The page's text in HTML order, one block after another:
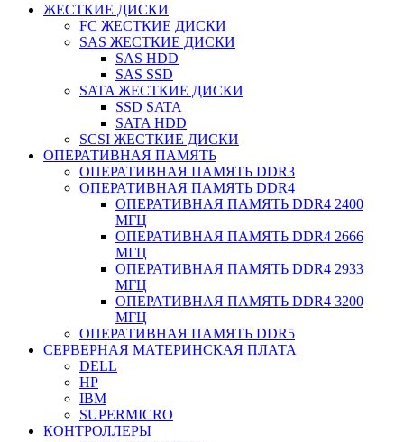
ЖЕСТКИЕ ДИСКИ
FC ЖЕСТКИЕ ДИСКИ
SAS ЖЕСТКИЕ ДИСКИ
SAS HDD
SAS SSD
SATA ЖЕСТКИЕ ДИСКИ
SSD SATA
SATA HDD
SCSI ЖЕСТКИЕ ДИСКИ
ОПЕРАТИВНАЯ ПАМЯТЬ
ОПЕРАТИВНАЯ ПАМЯТЬ DDR3
ОПЕРАТИВНАЯ ПАМЯТЬ DDR4
ОПЕРАТИВНАЯ ПАМЯТЬ DDR4 2400
МГЦ
ОПЕРАТИВНАЯ ПАМЯТЬ DDR4 2666
МГЦ
ОПЕРАТИВНАЯ ПАМЯТЬ DDR4 2933
МГЦ
ОПЕРАТИВНАЯ ПАМЯТЬ DDR4 3200
МГЦ
ОПЕРАТИВНАЯ ПАМЯТЬ DDR5
СЕРВЕРНАЯ МАТЕРИНСКАЯ ПЛАТА
DELL
HP
IBM
SUPERMICRO
КОНТРОЛЛЕРЫ